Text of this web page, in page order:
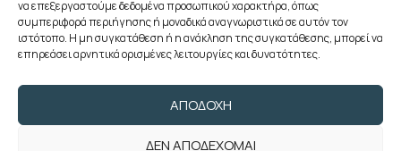
να επεξεργαστούμε δεδομένα προσωπικού χαρακτήρα, όπως
συμπεριφορά περιήγησης ή μοναδικά αναγνωριστικά σε αυτόν τον
ιστότοπο. Η μη συγκατάθεση ή η ανάκληση της συγκατάθεσης, μπορεί να
επηρεάσει αρνητικά ορισμένες λειτουργίες και δυνατότητες.
ΑΠΟΔΟΧΉ
ΔΕΝ ΑΠΟΔΈΧΟΜΑΙ
(+30) 210 3622707
(+30) 2103633260
(+30) 2103622783
foroepi@poedoy.gr